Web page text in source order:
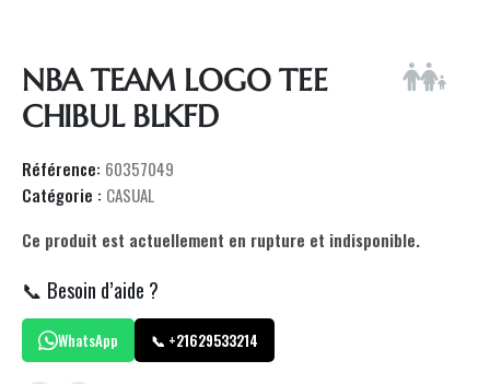
NBA TEAM LOGO TEE
CHIBUL BLKFD
Référence: 60357049
Catégorie : CASUAL
Ce produit est actuellement en rupture et indisponible.
📞 Besoin d’aide ?
WhatsApp 📞 +21629533214